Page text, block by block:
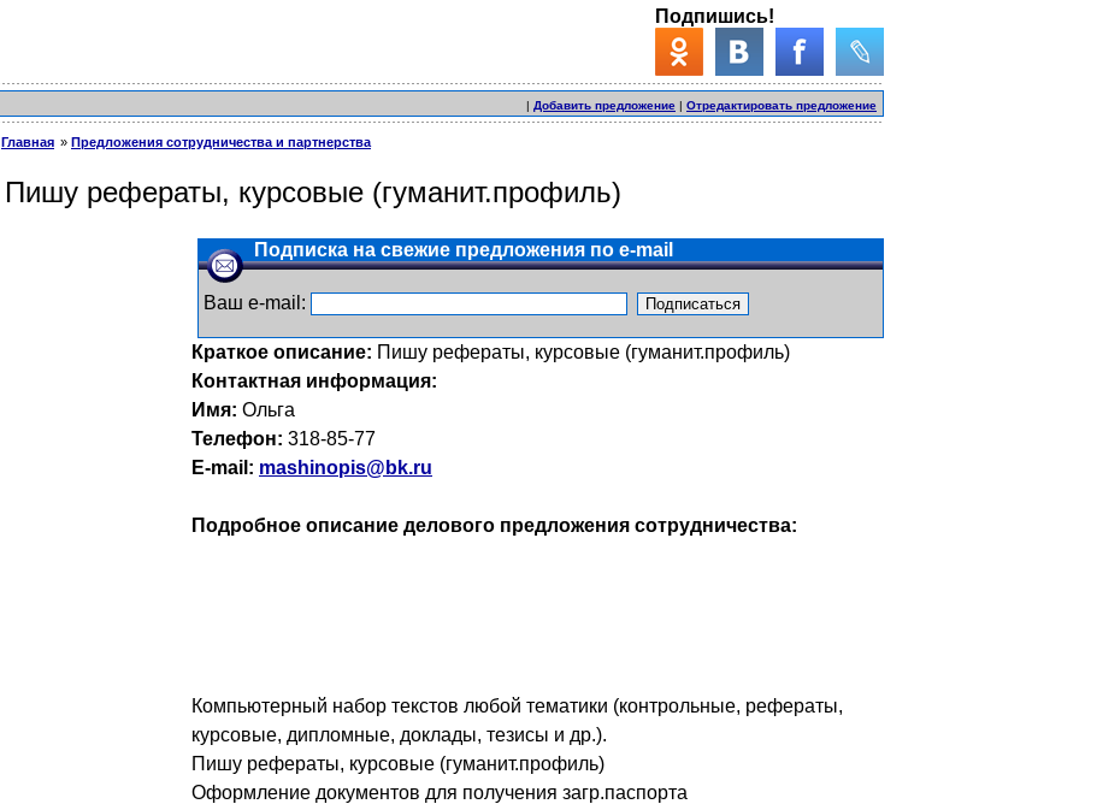
Подпишись!
| Добавить предложение | Отредактировать предложение
Главная Предложения сотрудничества и партнерства
Пишу рефераты, курсовые (гуманит.профиль)
Подписка на свежие предложения по e-mail
Ваш e-mail:
Краткое описание: Пишу рефераты, курсовые (гуманит.профиль)
Контактная информация:
Имя: Ольга
Телефон: 318-85-77
E-mail: mashinopis@bk.ru
Подробное описание делового предложения сотрудничества:
Компьютерный набор текстов любой тематики (контрольные, рефераты,
курсовые, дипломные, доклады, тезисы и др.).
Пишу рефераты, курсовые (гуманит.профиль)
Оформление документов для получения загр.паспорта